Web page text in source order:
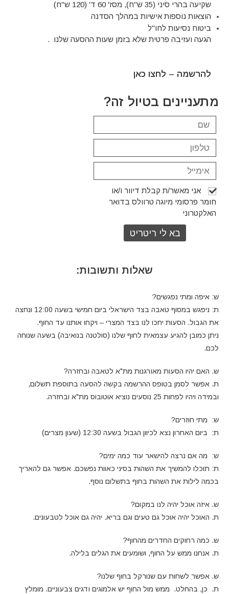
שקיעה בהרי סיני (35 ש"ח), מסז' 60 ד' (120 ש"ח)
הוצאות נוספות אישיות במהלך הסדנה
ביטוח נסיעות לחו"ל
הגעה ועזיבה פרטית שלא בזמן שעות ההסעה שלנו .
להרשמה – לחצו כאן
מתעניינים בטיול זה?
אני מאשר/ת קבלת דיוור ו/או
חומר פרסומי מיוגה טרוולס בדואר
האלקטרוני
שאלות ותשובות:
ש: איפה ומתי נפגשים?
ת: ניפגש במסוף טאבה בצד הישראלי ביום חמישי בשעה 12:00 ונחצה
את הגבול. הסעות יחכו לנו בצד המצרי – ויקחו אותנו עד החוף.
ניתן כמובן להגיע עצמאית לחוף שלנו (סולטנה בנואיבה) בשעה שנוחה
לכם.
ש. האם יהיו הסעות מאורגנות מת"א לטאבה ובחזרה?
ת. אפשר לסמן בטופס ההרשמה בקשה להסעה בתוספת תשלום,
ובמידה ויהיו לפחות 25 נוסעים נוציא אוטובוס מת"א ובחזרה.
ש: מתי חוזרים?
ת: ביום האחרון נצא לכיוון הגבול בשעה 12:30 (שעון מצרים)
ש: מה אם נרצה להישאר עוד כמה ימים?
ת: תוכלו להמשיך את השהות בסיני כאוות נפשכם. אפשר גם להאריך
בכמה לילות את השהות בחוף בתשלום נוסף.
ש. איזה אוכל יהיה לנו במקום?
ת. האוכל יהיה אוכל גם טעים וגם בריא. יהיה גם אוכל לטבעונים.
ש. כמה רחוקים החדרים מהחוף?
ת. אנחנו ממש על החוף, ושומעים את הגלים בלילה.
ש. אפשר לשחות עם שנורקל בחוף שלנו?
ת. כן, בהחלט. ממש מול החוף יש אלמוגים ודגים צבעוניים. מומלץ